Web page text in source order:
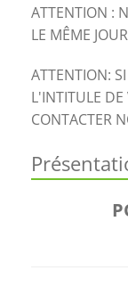
ATTENTION :
LE MÊME JOUR
ATTENTION:
L'INTITULE DE
CONTACTER